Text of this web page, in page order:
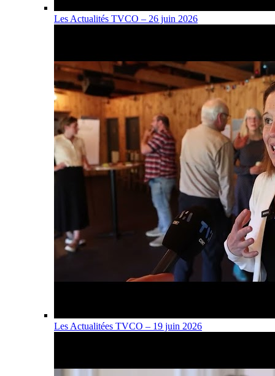
Les Actualités TVCO – 26 juin 2026
Les Actualitées TVCO – 19 juin 2026